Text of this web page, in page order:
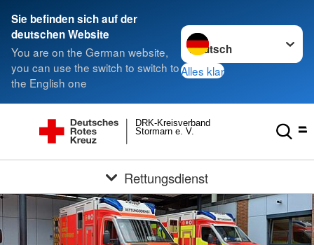
Sie befinden sich auf der
deutschen Website
You are on the German website,
you can use the switch to switch to
the English one
Sprache wechseln zu
Alles klar
Stormarn e. V.
DRK-Kreisverband
Rettungsdienst